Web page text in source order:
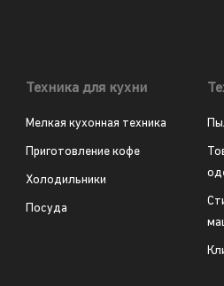
Техника для кухни
Мелкая кухонная техника
Приготовление кофе
Холодильники
Посуда